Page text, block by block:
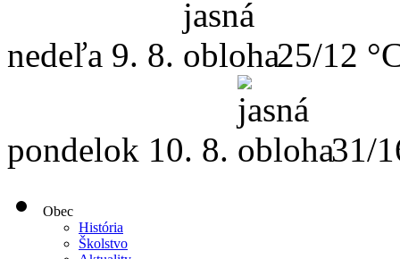
nedeľa 9. 8. 25/12
pondelok 10. 8. 31/
Obec
História
Školstvo